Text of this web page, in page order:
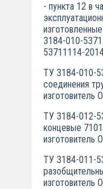
- пункта 12 в
3184-010-
53711114-
ТУ 3184-010-
соединения
изготовитель
ТУ 3184-012-
концевые
изготовитель
ТУ 3184-011-
изготовитель